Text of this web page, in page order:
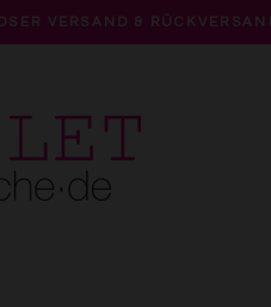
Pause
VERSAND &